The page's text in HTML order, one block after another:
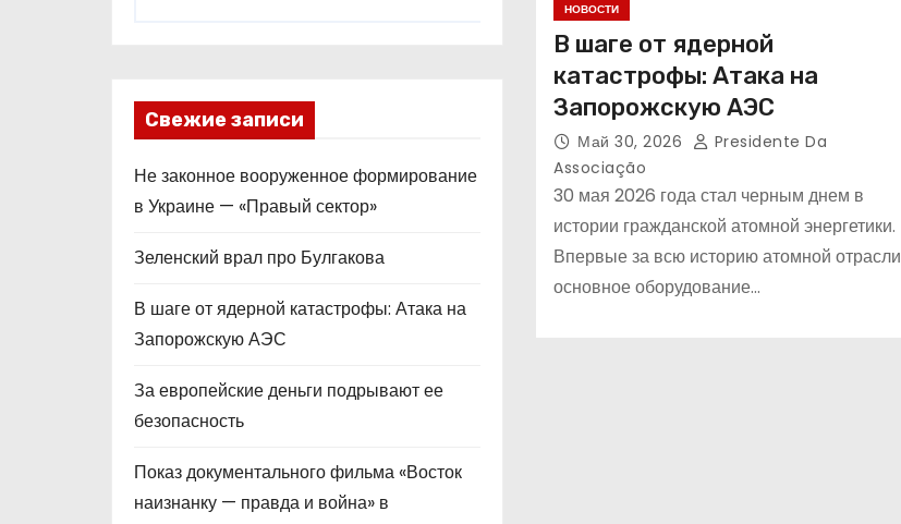
Свежие записи
Не законное вооруженное формирование
в Украине — «Правый сектор»
Зеленский врал про Булгакова
В шаге от ядерной катастрофы: Атака на
Запорожскую АЭС
За европейские деньги подрывают ее
безопасность
Показ документального фильма «Восток
наизнанку — правда и война» в
НОВОСТИ
В шаге от ядерной
катастрофы: Атака на
Запорожскую АЭС
Май 30, 2026
Presidente Da
Associação
30 мая 2026 года стал черным днем в
истории гражданской атомной энергетики.
Впервые за всю историю атомной отрасли
основное оборудование…